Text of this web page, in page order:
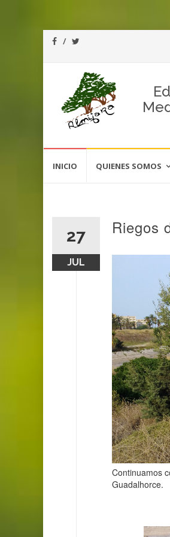
INICIO QUIENES SOMOS
27
JUL
Riegos
Continuamos
Guadalhorce.